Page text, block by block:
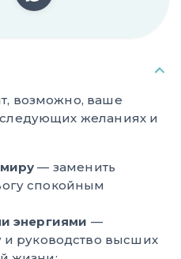
возможно, ваше
желаниях и
— заменить
спокойным
энергиями —
и руководство высших